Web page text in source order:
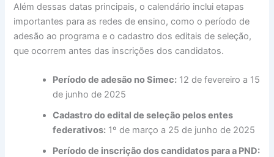
Além dessas datas principais, o calendário inclui etapas
importantes para as redes de ensino, como o período de
adesão ao programa e o cadastro dos editais de seleção,
que ocorrem antes das inscrições dos candidatos.
Período de adesão no Simec: 12 de fevereiro a 15
de junho de 2025
Cadastro do edital de seleção pelos entes
federativos: 1º de março a 25 de junho de 2025
Período de inscrição dos candidatos para a PND: